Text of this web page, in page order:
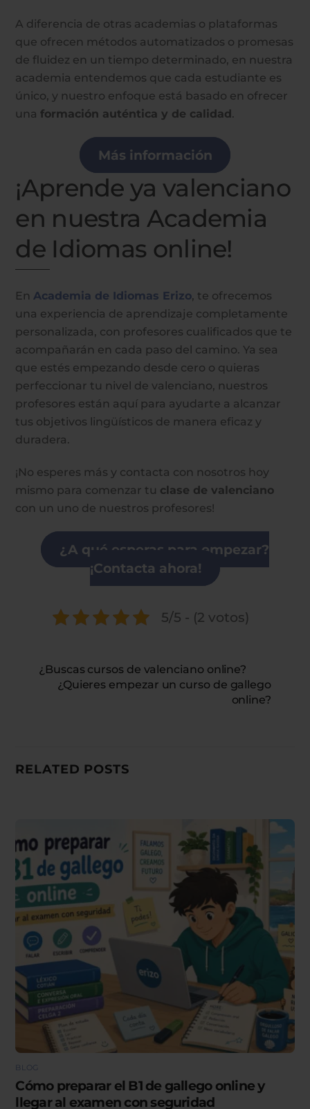
A diferencia de otras academias o plataformas
que ofrecen métodos automatizados o promesas
de fluidez en un tiempo determinado, en nuestra
academia entendemos que cada estudiante es
único, y nuestro enfoque está basado en ofrecer
unaformación auténtica y de calidad.
Más información
¡Aprende ya valenciano
en nuestra Academia
de Idiomas online!
EnAcademia de Idiomas Erizo, te ofrecemos
una experiencia de aprendizaje completamente
personalizada, con profesores cualificados que te
acompañarán en cada paso del camino. Ya sea
que estés empezando desde cero o quieras
perfeccionar tu nivel de valenciano, nuestros
profesores están aquí para ayudarte a alcanzar
tus objetivos lingüísticos de manera eficaz y
duradera.
¡No esperes más y contacta con nosotros hoy
mismo para comenzar tu clase de valenciano
con un uno de nuestros profesores!
¿A qué esperas para empezar?
¡Contacta ahora!
5/5 - (2 votos)
¿Buscas cursos de valenciano online?
¿Quieres empezar un curso de gallego
online?
RELATED POSTS
BLOG
Cómo preparar el B1 de gallego online y
llegar al examen con seguridad